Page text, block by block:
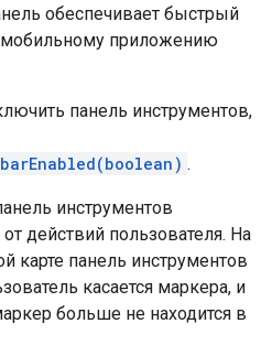
обеспечивает быстрый
мобильному приложению
панель инструментов,
.
инструментов
действий пользователя. На
карте панель инструментов
касается маркера, и
больше не находится в